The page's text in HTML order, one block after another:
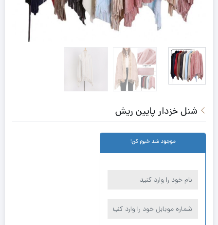
شنل خزدار پایین ریش
موجود شد خبرم کن!